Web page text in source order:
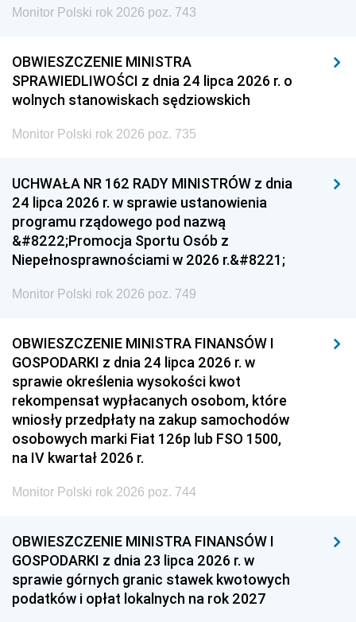
Monitor Polski rok 2026 poz. 743
OBWIESZCZENIE MINISTRA
SPRAWIEDLIWOŚCI z dnia 24 lipca 2026 r. o
wolnych stanowiskach sędziowskich
Monitor Polski rok 2026 poz. 735
UCHWAŁA NR 162 RADY MINISTRÓW z dnia
24 lipca 2026 r. w sprawie ustanowienia
programu rządowego pod nazwą
&#8222;Promocja Sportu Osób z
Niepełnosprawnościami w 2026 r.&#8221;
Monitor Polski rok 2026 poz. 749
OBWIESZCZENIE MINISTRA FINANSÓW I
GOSPODARKI z dnia 24 lipca 2026 r. w
sprawie określenia wysokości kwot
rekompensat wypłacanych osobom, które
wniosły przedpłaty na zakup samochodów
osobowych marki Fiat 126p lub FSO 1500,
na IV kwartał 2026 r.
Monitor Polski rok 2026 poz. 744
OBWIESZCZENIE MINISTRA FINANSÓW I
GOSPODARKI z dnia 23 lipca 2026 r. w
sprawie górnych granic stawek kwotowych
podatków i opłat lokalnych na rok 2027